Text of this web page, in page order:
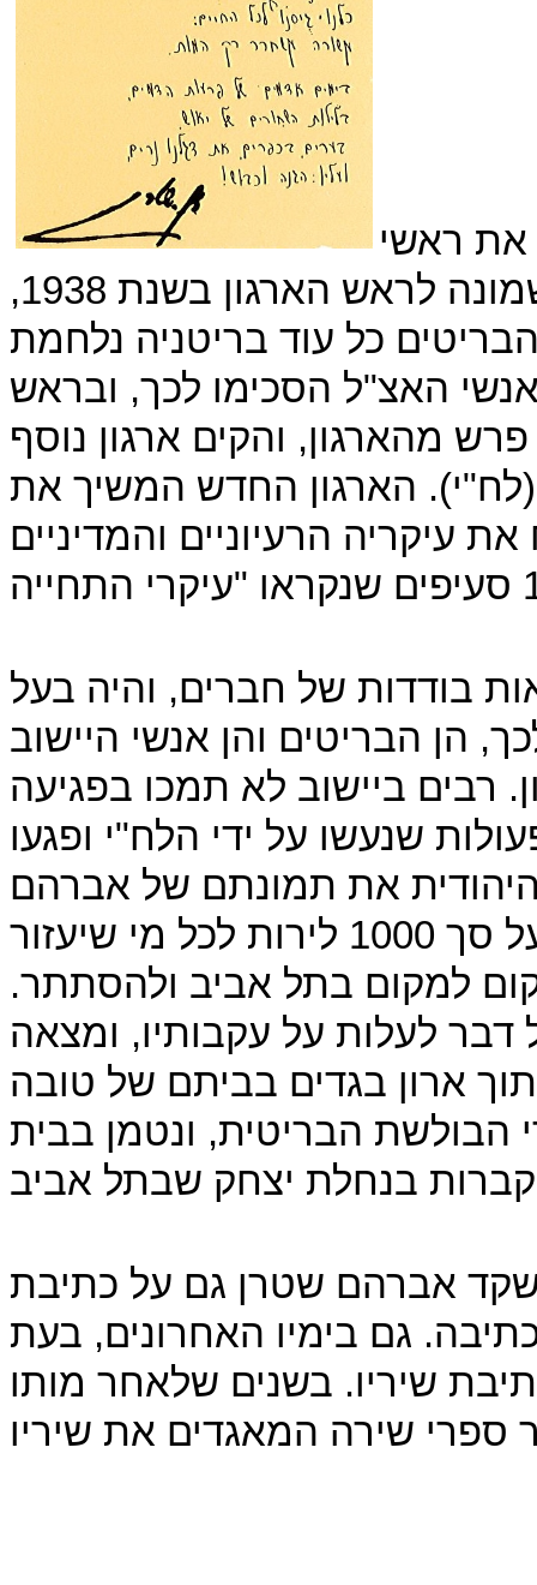
את ראשי
האצ"ל ואת המפקד דוד רזיאל, שמונה לראש הארגון בשנת 1938,
כל עוד בריטניה נלחמת
האצ"ל הסכימו לכך, ובראש
מהארגון, והקים ארגון נוסף
הארגון החדש המשיך את
עיקריה הרעיוניים והמדיניים
בודדות של חברים, והיה בעל
הן הבריטים והן אנשי היישוב
רבים ביישוב לא תמכו בפגיעה
שנעשו על ידי הלח"י ופגעו
היהודית את תמונתם של אברהם
שטרן ושל חבריו בהבטחה למתן פרס על סך 1000 לירות לכל מי שיעזור
למקום בתל אביב ולהסתתר.
לעלות על עקבותיו, ומצאה
1942 מסתתר בתוך ארון בגדים בביתם של טובה
הבולשת הבריטית, ונטמן בבית
אברהם שטרן גם על כתיבת
גם בימיו האחרונים, בעת
שיריו. בשנים שלאחר מותו